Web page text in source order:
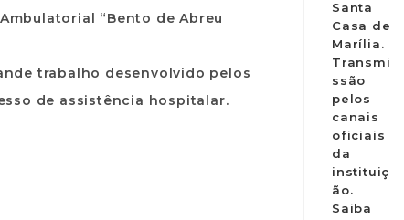
“Bento de Abreu
trabalho desenvolvido pelos
de assistência hospitalar.